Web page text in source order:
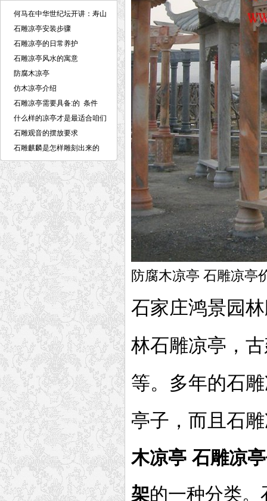
防腐木凉亭 石雕凉亭
石家庄鸿景园
林石雕凉亭，
等。多年的石
亭子，而且石
木凉亭 石雕凉
架的一种分类
何马在中华世纪坛开讲：寿山
石雕刻
石雕凉亭安装步骤
石雕凉亭的日常养护
石雕凉亭风水的寓意
防腐木凉亭
仿木凉亭介绍
石雕凉亭需要具备:的 条件
什么样的凉亭才是最适合咱们
的呢
石雕观音的摆放要求
石雕麒麟是怎样雕刻出来的